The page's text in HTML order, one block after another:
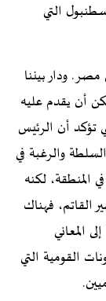
التي
ودار بيننا
أن يقدم عليه
تؤكد أن الرئيس
والرغبة في
المنطقة، لكنه
القاتم، فهناك
المعاني
القومية التي